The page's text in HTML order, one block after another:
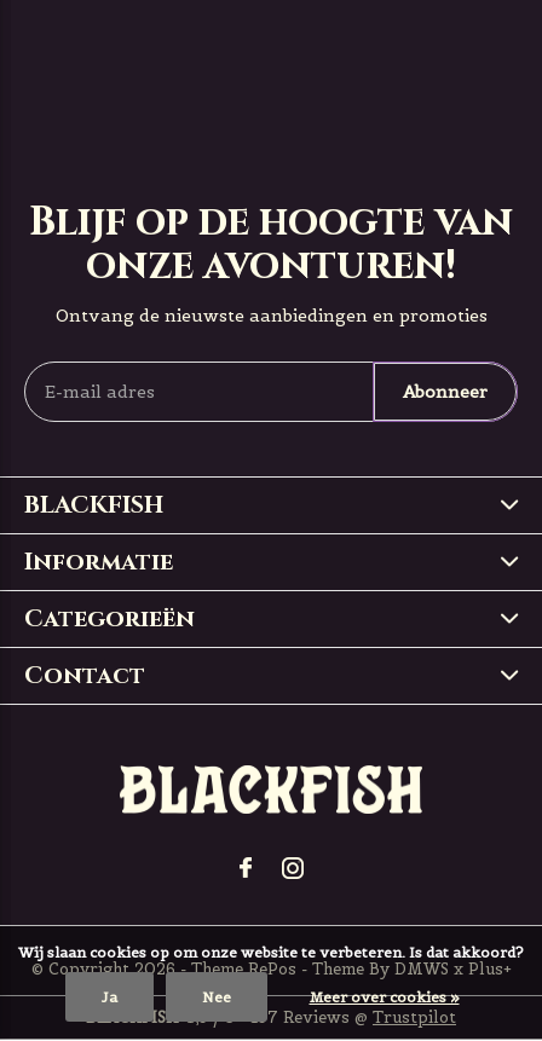
Blijf op de hoogte van
onze avonturen!
Ontvang de nieuwste aanbiedingen en promoties
Abonneer
BLACKFISH
Informatie
Categorieën
Contact
© Copyright2026- Theme RePos - Theme By DMWS x Plus+
BLACKFISH4,9/5-197 Reviews @ Trustpilot
Wij slaan cookies op om onze website te verbeteren. Is dat akkoord?
Ja Nee Meer over cookies »